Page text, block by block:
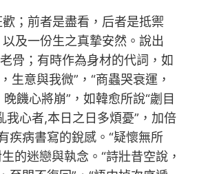
；前者是盡看，后者是抵禦
及一份生之真摯安然。說出
骨；有時作為身材的代詞，如
生意與我微”，“商蟲哭衰運，
饑心將崩”，如韓愈所說“劌目
我心者,本日之日多煩憂”，加倍
疾病書寫的銳感。“疑懷無所
的迷戀與執念。“詩壯昔空說，